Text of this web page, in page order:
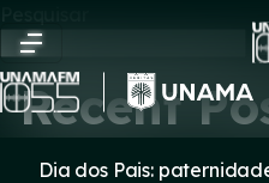
content
Pesquisar
Recent
Dia dos Pais: